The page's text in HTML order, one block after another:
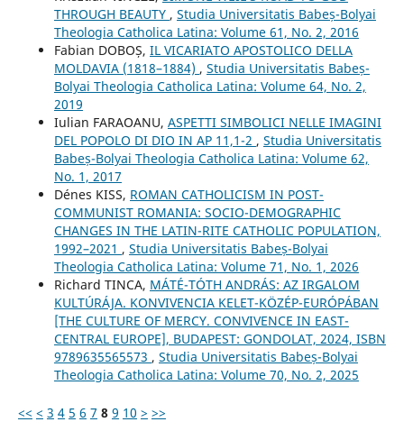
THROUGH BEAUTY , Studia Universitatis Babeș-Bolyai
Theologia Catholica Latina: Volume 61, No. 2, 2016
Fabian DOBOȘ, IL VICARIATO APOSTOLICO DELLA
MOLDAVIA (1818–1884) , Studia Universitatis Babeș-
Bolyai Theologia Catholica Latina: Volume 64, No. 2,
2019
Iulian FARAOANU, ASPETTI SIMBOLICI NELLE IMAGINI
DEL POPOLO DI DIO IN AP 11,1-2 , Studia Universitatis
Babeș-Bolyai Theologia Catholica Latina: Volume 62,
No. 1, 2017
Dénes KISS, ROMAN CATHOLICISM IN POST-
COMMUNIST ROMANIA: SOCIO-DEMOGRAPHIC
CHANGES IN THE LATIN-RITE CATHOLIC POPULATION,
1992–2021 , Studia Universitatis Babeș-Bolyai
Theologia Catholica Latina: Volume 71, No. 1, 2026
Richard TINCA, MÁTÉ-TÓTH ANDRÁS: AZ IRGALOM
KULTÚRÁJA. KONVIVENCIA KELET-KÖZÉP-EURÓPÁBAN
[THE CULTURE OF MERCY. CONVIVENCE IN EAST-
CENTRAL EUROPE], BUDAPEST: GONDOLAT, 2024, ISBN
9789635565573 , Studia Universitatis Babeș-Bolyai
Theologia Catholica Latina: Volume 70, No. 2, 2025
<< < 3 4 5 6 7 8 9 10 > >>